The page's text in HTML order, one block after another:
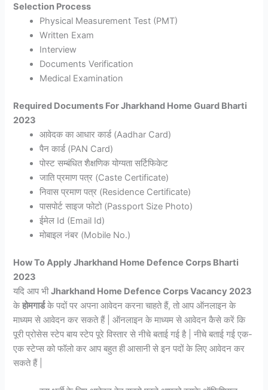
Selection Process
Physical Measurement Test (PMT)
Written Exam
Interview
Documents Verification
Medical Examination
Required Documents For Jharkhand Home Guard Bharti
2023
आवेदक का आधार कार्ड (Aadhar Card)
पैन कार्ड (PAN Card)
पोस्ट सम्बंधित शैक्षणिक योग्यता सर्टिफिकेट
जाति प्रमाण पत्र (Caste Certificate)
निवास प्रमाण पत्र (Residence Certificate)
पासपोर्ट साइज फोटो (Passport Size Photo)
ईमेल Id (Email Id)
मोबाइल नंबर (Mobile No.)
How To Apply Jharkhand Home Defence Corps Bharti
2023
यदि आप भीJharkhand Home Defence Corps Vacancy 2023
केहोमगार्डके पदों पर अपना आवेदन करना चाहते हैं, तो आप ऑनलाइन के
माध्यम से आवेदन कर सकते हैं | ऑनलाइन के माध्यम से आवेदन कैसे करें कि
पूरी प्रोसेस स्टेप बाय स्टेप पूरे विस्तार से नीचे बताई गई है | नीचे बताई गई एक-
एक स्टेप्स को फॉलो कर आप बहुत ही आसानी से इन पदों के लिए आवेदन कर
सकते हैं |